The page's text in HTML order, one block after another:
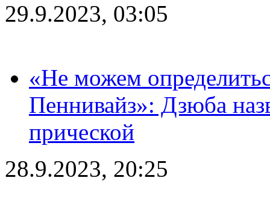
29.9.2023, 03:05
«Не можем
Пеннивайз»: Дзюба
прической
28.9.2023, 20:25